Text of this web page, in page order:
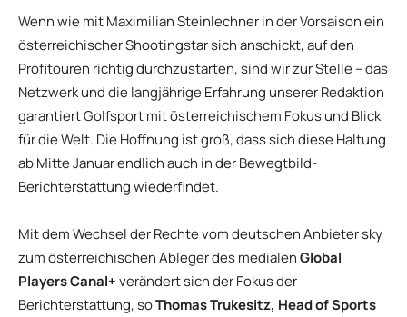
Wenn wie mit Maximilian Steinlechner in der Vorsaison ein
österreichischer Shootingstar sich anschickt, auf den
Profitouren richtig durchzustarten, sind wir zur Stelle – das
Netzwerk und die langjährige Erfahrung unserer Redaktion
garantiert Golfsport mit österreichischem Fokus und Blick
für die Welt. Die Hoffnung ist groß, dass sich diese Haltung
ab Mitte Januar endlich auch in der Bewegtbild-
Berichterstattung wiederfindet.
Mit dem Wechsel der Rechte vom deutschen Anbieter sky
zum österreichischen Ableger des medialenGlobal
Players Canal+verändert sich der Fokus der
Berichterstattung, soThomas Trukesitz, Head of Sports